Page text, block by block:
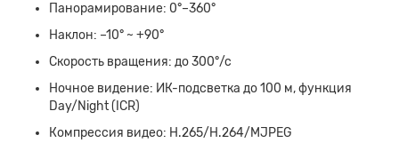
Панорамирование: 0°–360°
Наклон: –10° ~ +90°
Скорость вращения: до 300°/с
Ночное видение: ИК-подсветка до 100 м, функция
Day/Night (ICR)
Компрессия видео: H.265/H.264/MJPEG